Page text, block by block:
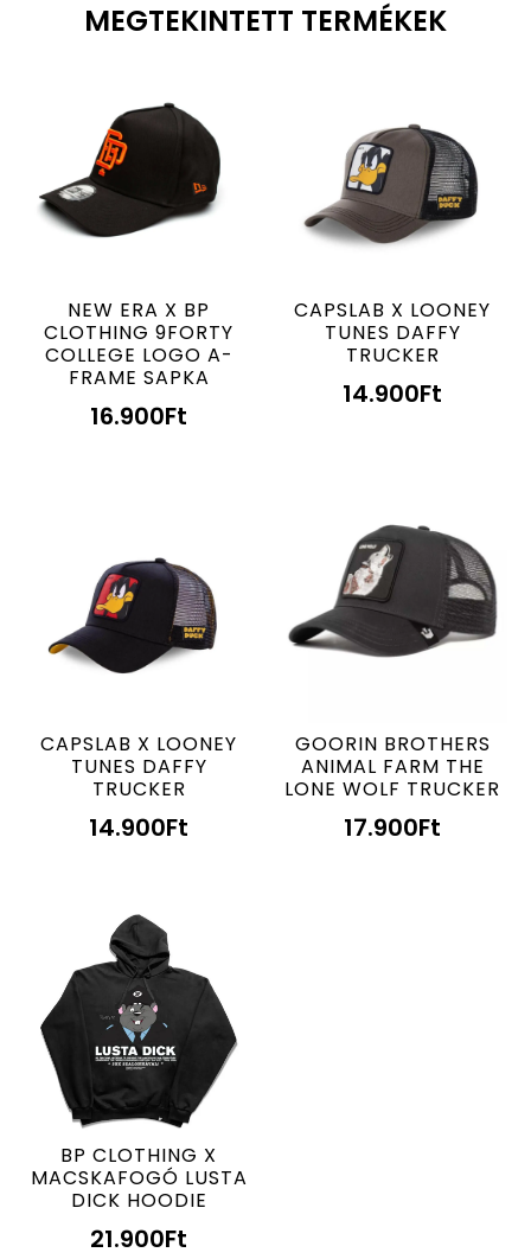
MEGTEKINTETT TERMÉKEK
NEW ERA X BP
CLOTHING 9FORTY
COLLEGE LOGO A-
FRAME SAPKA
16.900Ft
CAPSLAB X LOONEY
TUNES DAFFY
TRUCKER
14.900Ft
CAPSLAB X LOONEY
TUNES DAFFY
TRUCKER
14.900Ft
GOORIN BROTHERS
ANIMAL FARM THE
LONE WOLF TRUCKER
17.900Ft
BP CLOTHING X
MACSKAFOGÓ LUSTA
DICK HOODIE
21.900Ft